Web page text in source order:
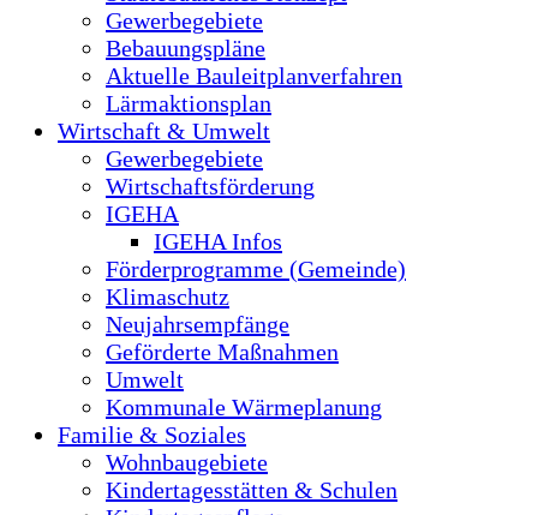
Gewerbegebiete
Bebauungspläne
Aktuelle Bauleitplanverfahren
Lärmaktionsplan
Wirtschaft & Umwelt
Gewerbegebiete
Wirtschaftsförderung
IGEHA
IGEHA Infos
Förderprogramme (Gemeinde)
Klimaschutz
Neujahrsempfänge
Geförderte Maßnahmen
Umwelt
Kommunale Wärmeplanung
Familie & Soziales
Wohnbaugebiete
Kindertagesstätten & Schulen